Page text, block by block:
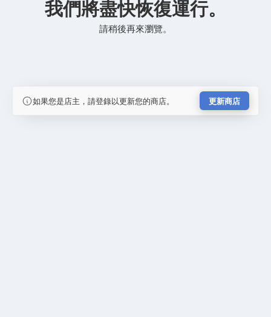
我們將盡快恢復運行。
請稍後再來瀏覽。
如果您是店主，請登錄以更新您的商店。 更新商店